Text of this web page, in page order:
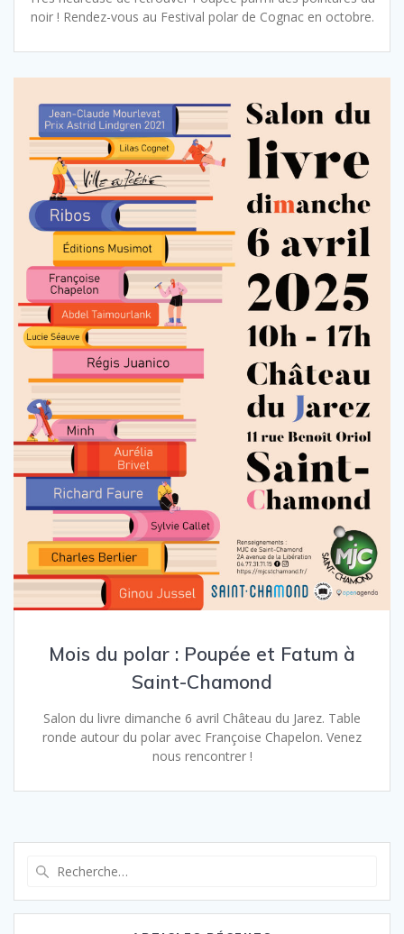
noir ! Rendez-vous au Festival polar de Cognac en octobre.
Mois du polar : Poupée et Fatum à
Saint-Chamond
Salon du livre dimanche 6 avril Château du Jarez. Table
ronde autour du polar avec Françoise Chapelon. Venez
nous rencontrer !
: